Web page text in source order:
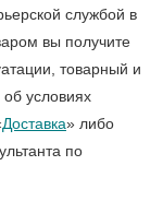
службой в
вы получите
товарный и
условиях
Доставка» либо
по